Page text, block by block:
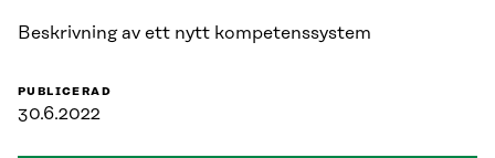
Beskrivning av ett nytt kompetenssystem
PUBLICERAD
30.6.2022